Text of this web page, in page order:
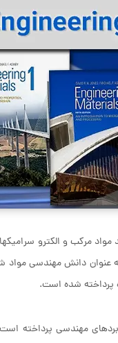
مواد مرکب و الکترو
عنوان دانش مهندسی
پرداخته شده است.
مهندسی پرداخته